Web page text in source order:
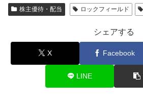
株主優待・配当 ロックフィールド
シェアする
X Facebook
LINE